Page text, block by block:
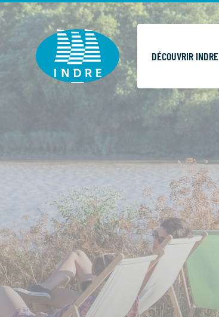
DÉCOUVRIR INDRE
Cookies management panel